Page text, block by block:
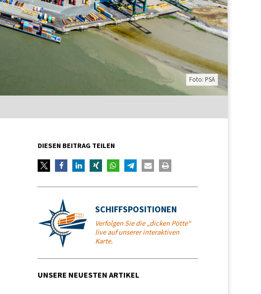
Foto: PSA
DIESEN BEITRAG TEILEN
SCHIFFSPOSITIONEN
Verfolgen Sie die „dicken Pötte“
live auf unserer interaktiven
Karte.
UNSERE NEUESTEN ARTIKEL